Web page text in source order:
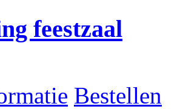
feestzaal
Bestellen